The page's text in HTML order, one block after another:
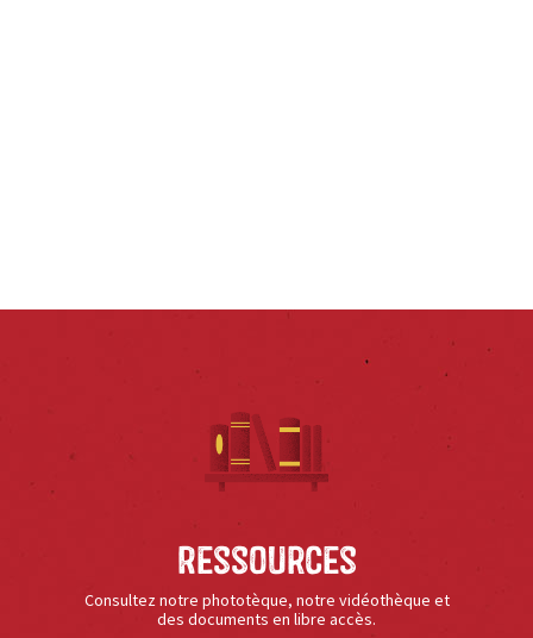
Ressources
Consultez notre phototèque, notre vidéothèque et
des documents en libre accès.